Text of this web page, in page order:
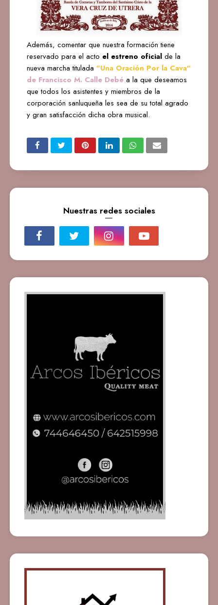
Además, comentar que nuestra formación tiene
reservado para el acto el estreno oficial de la
nueva marcha titulada "Una Oración Por la Cava"
de Francisco M. Calle Debé a la que deseamos
que todos los asistentes y miembros de la
corporación sanluqueña les sea de su total agrado
y gran satisfacción dicha obra musical.
Nuestras redes sociales